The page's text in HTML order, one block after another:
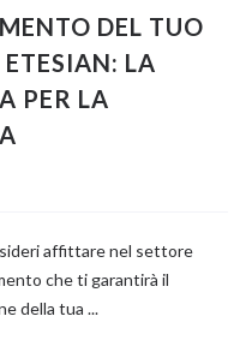
DEL TUO
LA
PER LA
affittare nel settore
che ti garantirà il
della tua ...